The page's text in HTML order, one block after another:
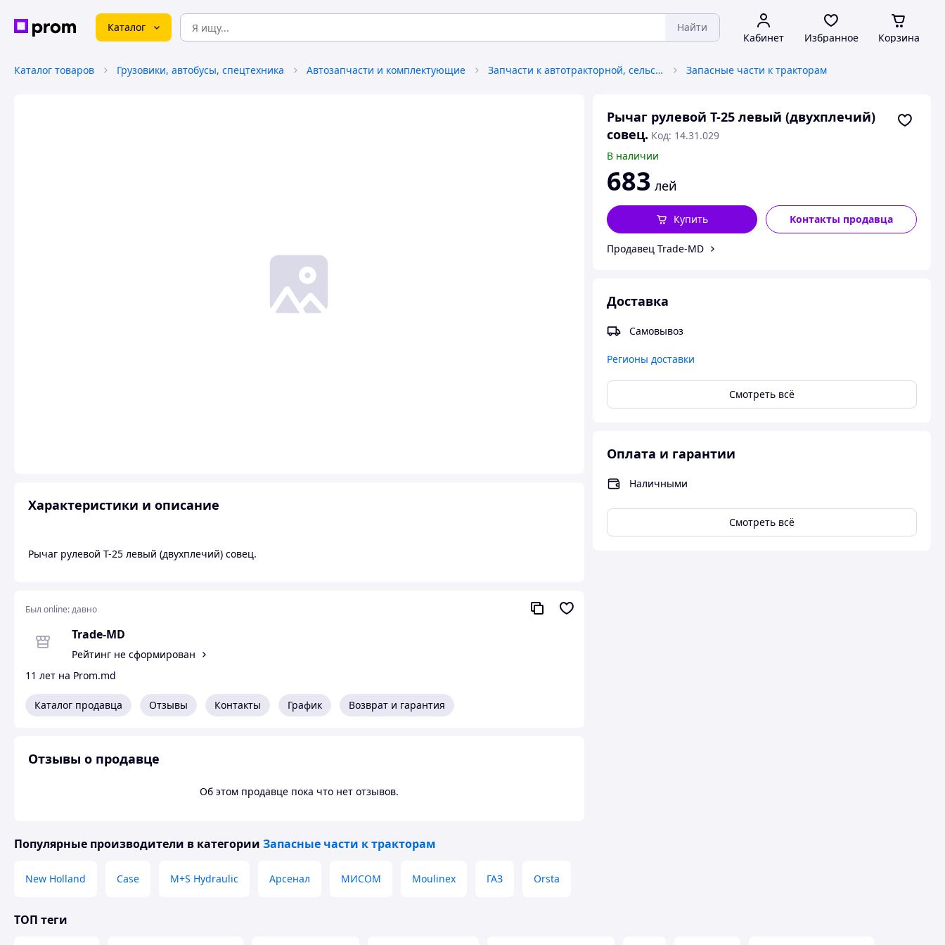
Каталог Найти
Кабинет Избранное Корзина
Каталог товаров Грузовики, автобусы, спецтехника Автозапчасти и комплектующие Запчасти к автотракторной, сельскохозяйственной спецтехнике Запасные части к тракторам
Рычаг рулевой Т-25 левый (двухплечий)
совец. Код: 14.31.029
В наличии
683 лей
Контакты продавца
Купить
Продавец Trade-MD
Доставка
Самовывоз
Регионы доставки
Смотреть всё
Оплата и гарантии
Наличными
Смотреть всё
Характеристики и описание
Рычаг рулевой Т-25 левый (двухплечий) совец.
Был online:давно
Trade-MD
Рейтинг не сформирован
11 лет на Prom.md
Каталог продавца Отзывы Контакты График Возврат и гарантия
Отзывы о продавце
Об этом продавце пока что нет отзывов.
Популярные производители в категории Запасные части к тракторам
New Holland Case M+S Hydraulic Арсенал МИСОМ Moulinex ГАЗ Orsta
ТОП теги